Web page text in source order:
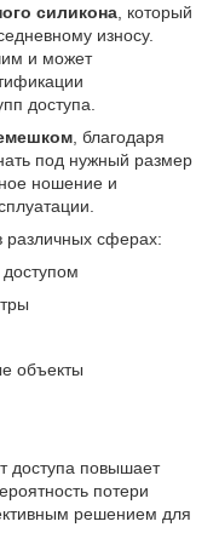
силикона , который
износу.
и может
доступа.
, благодаря
под нужный размер
ношение и
различных сферах:
объекты
доступа повышает
потери
решением для